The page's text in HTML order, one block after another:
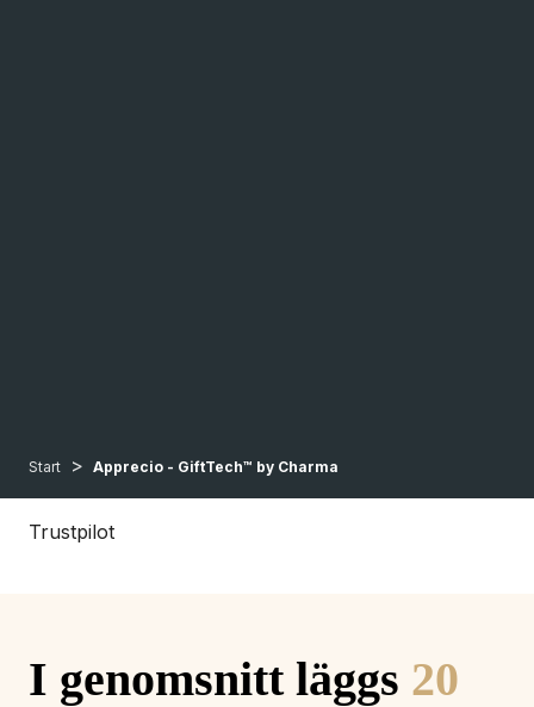
Start > Apprecio - GiftTech™ by Charma
Trustpilot
I genomsnitt läggs 20